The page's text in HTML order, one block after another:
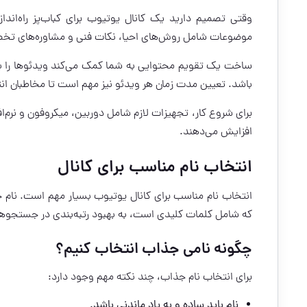
وقتی تصمیم دارید یک کانال یوتیوب برای کباب‌پز
موضوعات شامل روش‌های احیا، نکات فنی و مشاوره‌های
ساخت یک تقویم محتوایی به شما کمک می‌کند ویدئوها را
باشد. تعیین مدت زمان هر ویدئو نیز مهم است تا مخاطبان
برای شروع کار، تجهیزات لازم شامل دوربین، میکروفون و
افزایش می‌دهند.
انتخاب نام مناسب برای کانال
انتخاب نام مناسب برای کانال یوتیوب بسیار مهم است.
که شامل کلمات کلیدی است، به بهبود رتبه‌بندی در
چگونه نامی جذاب انتخاب کنیم؟
برای انتخاب نام جذاب، چند نکته مهم وجود دارد: